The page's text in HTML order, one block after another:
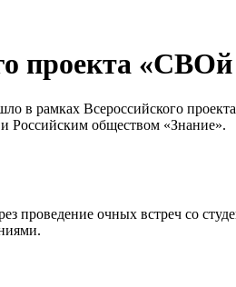
проекта
в рамках Всероссийского
Российским обществом «Знание».
проведение очных встреч со